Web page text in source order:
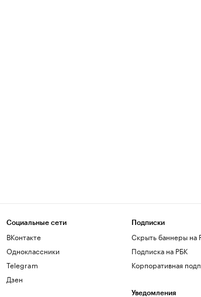
Социальные сети
ВКонтакте
Одноклассники
Telegram
Дзен
Подписки
Скрыть баннеры на
Подписка на РБК
Корпоративная
Уведомления